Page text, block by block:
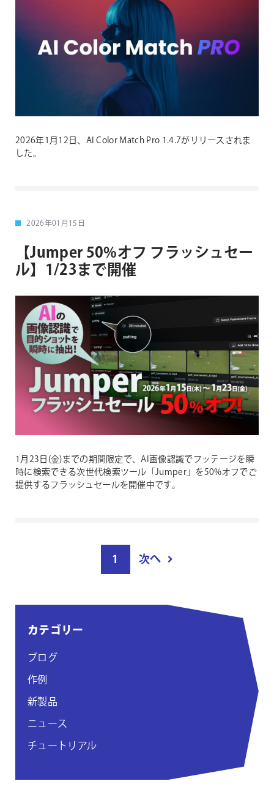
2026年1月12日、AI Color Match Pro 1.4.7がリリースされま
した。
2026年01月15日
【Jumper 50%オフ フラッシュセー
ル】1/23まで開催
1月23日(金)までの期間限定で、AI画像認識でフッテージを瞬
時に検索できる次世代検索ツール「Jumper」を50%オフでご
提供するフラッシュセールを開催中です。
ー
1 次へ
カテゴリー
ブログ
作例
新製品
ニュース
チュートリアル